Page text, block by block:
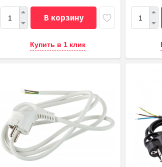
В корзину
Купить в 1 клик